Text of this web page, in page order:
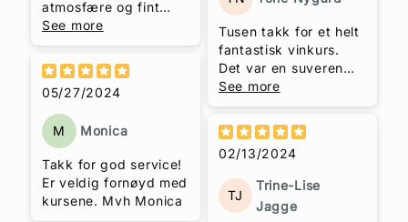
atmosfære og fint
utvalg med viner.
Mange gode tips til
eget kjøp. Særegen
stil og god
formidlingsevne.
See more
05/27/2024
M Monica
Takk for god service!
Er veldig fornøyd med
kursene. Mvh Monica
Helén Hole som fikk
en 10 er på en skala
fra 1-6 for sitt vinkurs!
Trine-Lise Jagge,
Dynamic People og
arrangør av
Karriereweekend
Geilo
Tusen takk for et helt
fantastisk vinkurs.
Det var en suveren
opplevelse i en rocka
innpakning. Både når
det gjelder din
kunnskap som du så
raust deler,
formidlingsevnen,
historiefortellingen,
humoren og
See more
02/13/2024
TJ
Trine-Lise
Jagge